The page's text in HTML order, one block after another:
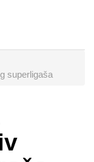
superligaša